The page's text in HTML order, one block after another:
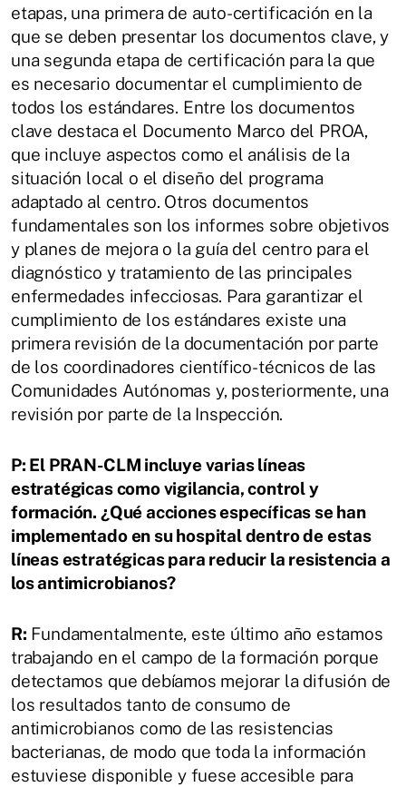
etapas, una primera de auto-certificación en la
que se deben presentar los documentos clave, y
una segunda etapa de certificación para la que
es necesario documentar el cumplimiento de
todos los estándares. Entre los documentos
clave destaca el Documento Marco del PROA,
que incluye aspectos como el análisis de la
situación local o el diseño del programa
adaptado al centro. Otros documentos
fundamentales son los informes sobre objetivos
y planes de mejora o la guía del centro para el
diagnóstico y tratamiento de las principales
enfermedades infecciosas. Para garantizar el
cumplimiento de los estándares existe una
primera revisión de la documentación por parte
de los coordinadores científico-técnicos de las
Comunidades Autónomas y, posteriormente, una
revisión por parte de la Inspección.
P: El PRAN-CLM incluye varias líneas
estratégicas como vigilancia, control y
formación. ¿Qué acciones específicas se han
implementado en su hospital dentro de estas
líneas estratégicas para reducir la resistencia a
los antimicrobianos?
R: Fundamentalmente, este último año estamos
trabajando en el campo de la formación porque
detectamos que debíamos mejorar la difusión de
los resultados tanto de consumo de
antimicrobianos como de las resistencias
bacterianas, de modo que toda la información
estuviese disponible y fuese accesible para